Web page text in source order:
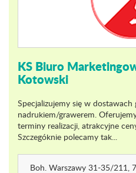
KS Biuro
Kotowski
Specjalizujemy się w
nadrukiem/grawerem.
terminy realizacji, atrakcyjne
Szczegóknie polecamy tak...
Boh. Warszawy 31-35/211,